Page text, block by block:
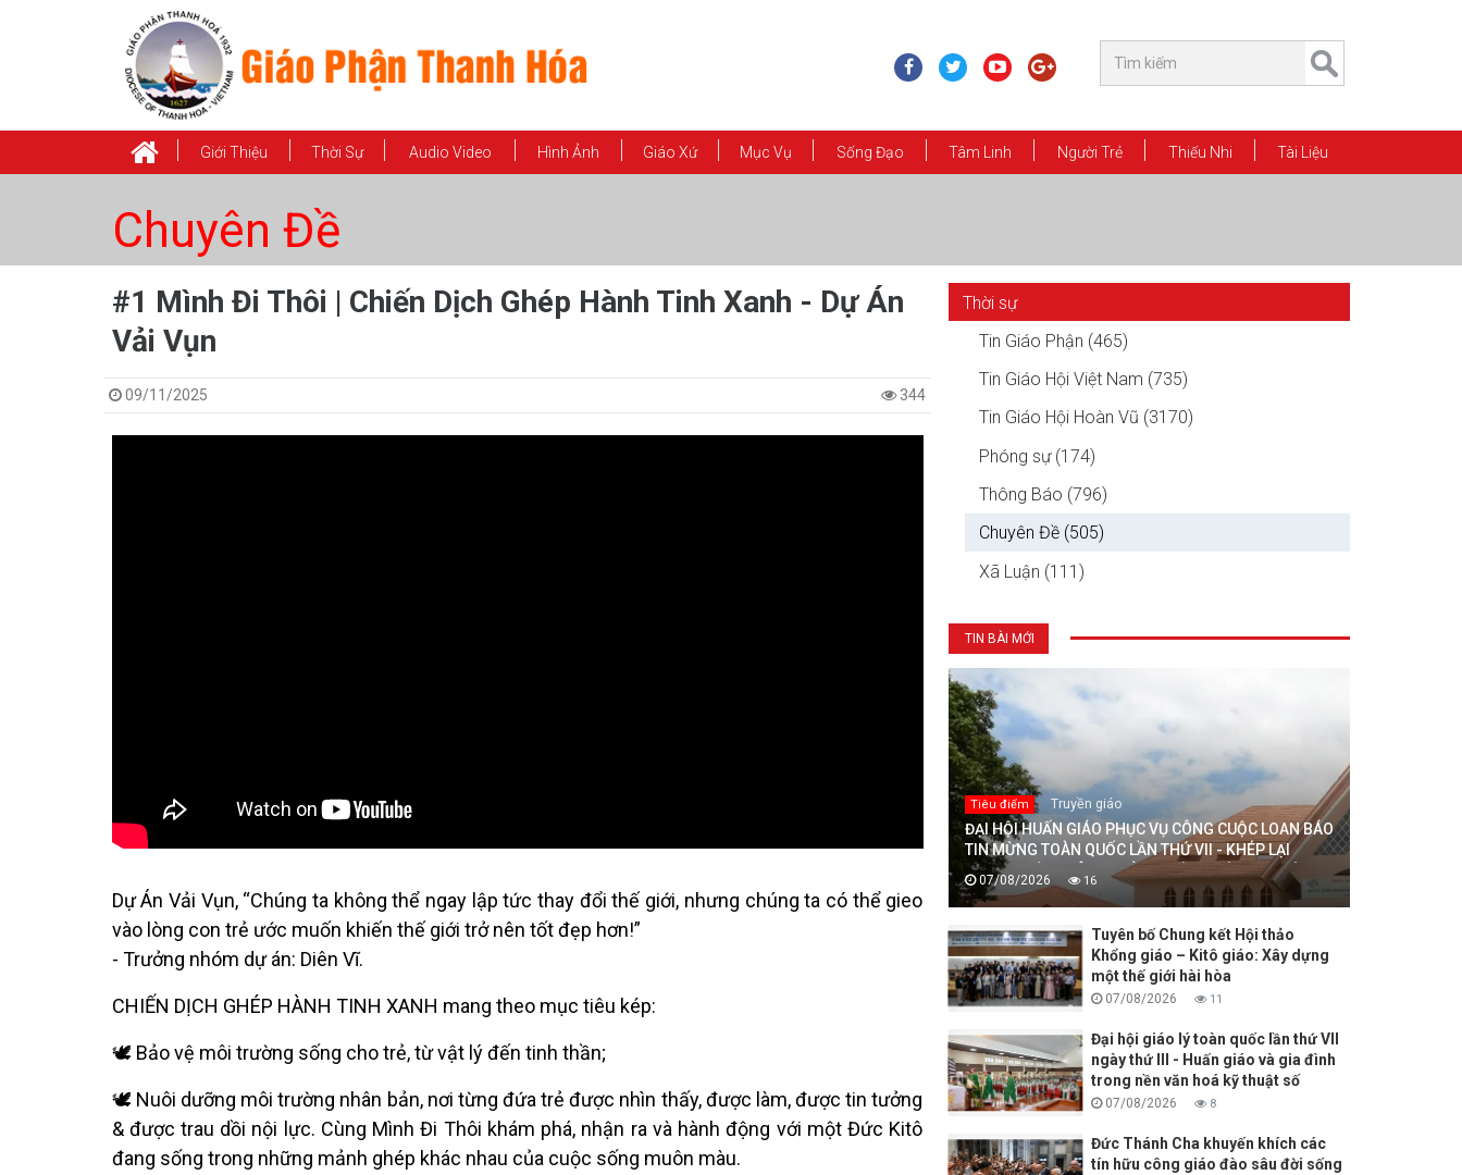
Giới Thiệu Thời Sự Audio Video Hình Ảnh Giáo Xứ Mục Vụ Sống Đạo Tâm Linh Người Trẻ Thiếu Nhi Tài Liệu
Chuyên Đề
#1 Mình Đi Thôi | Chiến Dịch Ghép Hành Tinh Xanh - Dự Án
Vải Vụn
09/11/2025 344
Dự Án Vải Vụn, “Chúng ta không thể ngay lập tức thay đổi thế giới, nhưng chúng ta có thể gieo
vào lòng con trẻ ước muốn khiến thế giới trở nên tốt đẹp hơn!”
- Trưởng nhóm dự án: Diên Vĩ.
CHIẾN DỊCH GHÉP HÀNH TINH XANH mang theo mục tiêu kép:
🕊️ Bảo vệ môi trường sống cho trẻ, từ vật lý đến tinh thần;
🕊️ Nuôi dưỡng môi trường nhân bản, nơi từng đứa trẻ được nhìn thấy, được làm, được tin tưởng
& được trau dồi nội lực. Cùng Mình Đi Thôi khám phá, nhận ra và hành động với một Đức Kitô
đang sống trong những mảnh ghép khác nhau của cuộc sống muôn màu.
Thời sự
Tin Giáo Phận (465)
Tin Giáo Hội Việt Nam (735)
Tin Giáo Hội Hoàn Vũ (3170)
Phóng sự (174)
Thông Báo (796)
Chuyên Đề (505)
Xã Luận (111)
TIN BÀI MỚI
Tiêu điểm Truyền giáo
ĐẠI HỘI HUẤN GIÁO PHỤC VỤ CÔNG CUỘC LOAN BÁO
TIN MỪNG TOÀN QUỐC LẦN THỨ VII - KHÉP LẠI
TRONG HIỆP THÔNG, MỞ RA MỘT HƯỚNG ĐI MỚI
CHO CÔNG CUỘC HUẤN GIÁO VIỆT NAM
07/08/2026 16
Tuyên bố Chung kết Hội thảo
Khổng giáo – Kitô giáo: Xây dựng
một thế giới hài hòa
07/08/2026 11
Đại hội giáo lý toàn quốc lần thứ VII
ngày thứ III - Huấn giáo và gia đình
trong nền văn hoá kỹ thuật số
07/08/2026 8
Đức Thánh Cha khuyến khích các
tín hữu công giáo đào sâu đời sống